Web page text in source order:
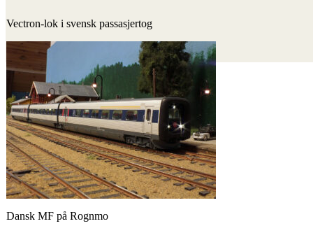
Vectron-lok i svensk passasjertog
Dansk MF på Rognmo